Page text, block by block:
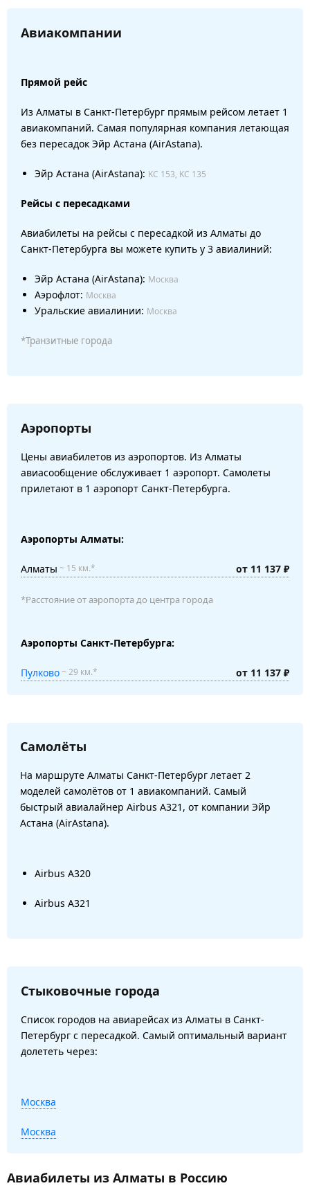
Авиакомпании
Прямой рейс
Из Алматы в Санкт-Петербург прямым рейсом летает 1
авиакомпаний. Самая популярная компания летающая
без пересадок Эйр Астана (AirAstana).
Эйр Астана (AirAstana): KC 153, KC 135
Рейсы с пересадками
Авиабилеты на рейсы с пересадкой из Алматы до
Санкт-Петербурга вы можете купить у 3 авиалиний:
Эйр Астана (AirAstana): Москва
Аэрофлот: Москва
Уральские авиалинии: Москва
*Транзитные города
Аэропорты
Цены авиабилетов из аэропортов. Из Алматы
авиасообщение обслуживает 1 аэропорт. Самолеты
прилетают в 1 аэропорт Санкт-Петербурга.
Аэропорты Алматы:
Алматы ~ 15 км.* от 11 137 ₽
*Расстояние от аэропорта до центра города
Аэропорты Санкт-Петербурга:
Пулково~ 29 км.* от 11 137 ₽
Самолёты
На маршруте Алматы Санкт-Петербург летает 2
моделей самолётов от 1 авиакомпаний. Самый
быстрый авиалайнер Airbus A321, от компании Эйр
Астана (AirAstana).
Airbus A320
Airbus A321
Стыковочные города
Список городов на авиарейсах из Алматы в Санкт-
Петербург с пересадкой. Самый оптимальный вариант
долететь через:
Москва
Москва
Авиабилеты из Алматы в Россию